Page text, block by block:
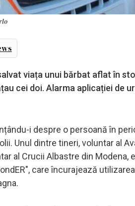
viața unui bărbat aflat în
cei doi. Alarma aplicației de
i despre o persoană în
Unul dintre tineri, voluntar al
al Crucii Albastre din Modena,
care încurajează utilizarea